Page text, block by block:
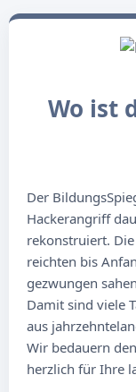
Wo ist
Der
Hackerangriff
rekonstruiert.
reichten bis
gezwungen
Damit sind viele
aus
Wir bedauern
herzlich für Ihre